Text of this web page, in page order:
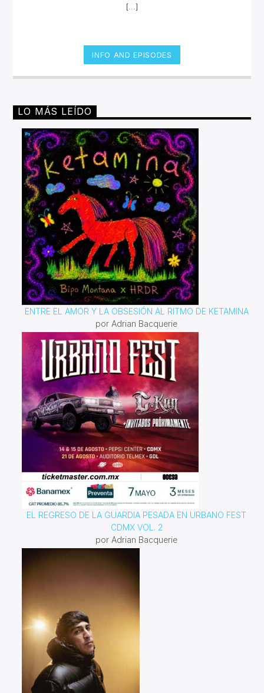
[...]
INFO AND EPISODES
LO MÁS LEÍDO
ENTRE EL AMOR Y LA OBSESIÓN AL RITMO DE KETAMINA
por Adrian Bacquerie
EL REGRESO DE LA GUARDIA PESADA EN URBANO FEST
CDMX VOL. 2
por Adrian Bacquerie